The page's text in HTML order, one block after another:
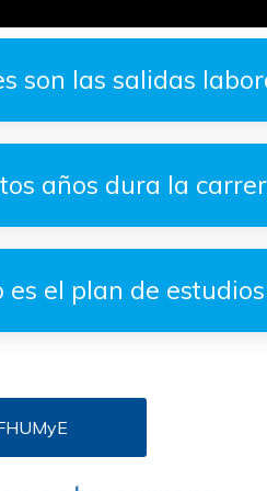
son las salidas
años dura la
es el plan de